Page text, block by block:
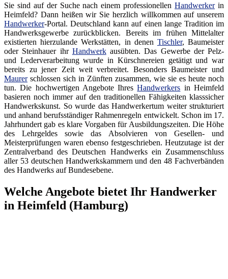
Sie sind auf der Suche nach einem professionellenHandwerkerin
Heimfeld? Dann heißen wir Sie herzlich willkommen auf unserem
Handwerker-Portal. Deutschland kann auf einen lange Tradition im
Handwerksgewerbe zurückblicken. Bereits im frühen Mittelalter
existierten hierzulande Werkstätten, in denen Tischler, Baumeister
oder Steinhauer ihr Handwerkausübten. Das Gewerbe der Pelz-
und Lederverarbeitung wurde in Kürschnereien getätigt und war
bereits zu jener Zeit weit verbreitet. Besonders Baumeister und
Maurerschlossen sich in Zünften zusammen, wie sie es heute noch
tun. Die hochwertigen Angebote IhresHandwerkers in Heimfeld
basieren noch immer auf den traditionellen Fähigkeiten klasssicher
Handwerkskunst. So wurde das Handwerkertum weiter strukturiert
und anhand berufsständiger Rahmenregeln entwickelt. Schon im 17.
Jahrhundert gab es klare Vorgaben für Ausbildungszeiten. Die Höhe
des Lehrgeldes sowie das Absolvieren von Gesellen- und
Meisterprüfungen waren ebenso festgeschrieben. Heutzutage ist der
Zentralverband des Deutschen Handwerks ein Zusammenschluss
aller 53 deutschen Handwerkskammern und den 48 Fachverbänden
des Handwerks auf Bundesebene.
Welche Angebote bietet Ihr Handwerker
in Heimfeld (Hamburg)